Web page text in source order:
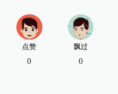
点赞
0
飘过
0